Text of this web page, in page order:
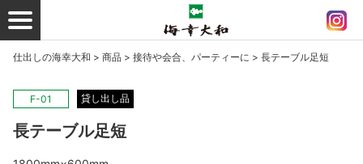
仕出しの海幸大和 > 商品 > 接待や会合、パーティーに > 長テーブル足短
F-01 貸し出し品
長テーブル足短